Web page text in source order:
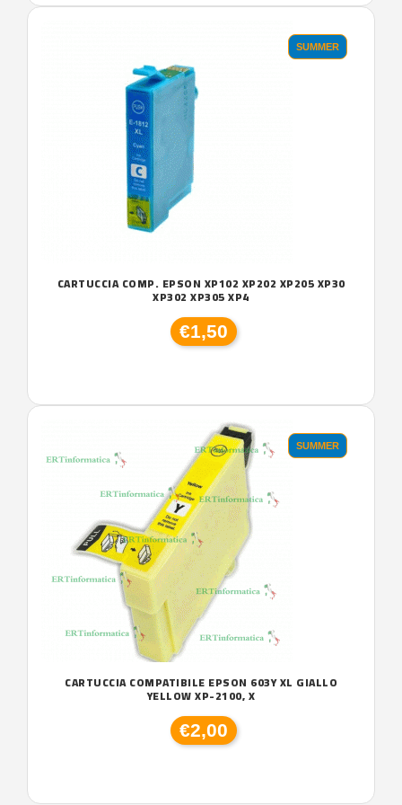
SUMMER
CARTUCCIA COMP. EPSON XP102 XP202 XP205 XP30
XP302 XP305 XP4
€1,50
SUMMER
CARTUCCIA COMPATIBILE EPSON 603Y XL GIALLO
YELLOW XP-2100, X
€2,00